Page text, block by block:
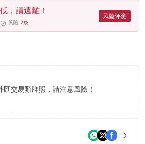
，請遠離！
風險 2条
风险评测
匯交易類牌照，請注意風險！